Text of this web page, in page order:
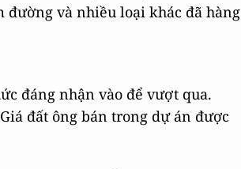
đường và nhiều loại khác đã hàng
đáng nhận vào để vượt qua.
đất ông bán trong dự án được